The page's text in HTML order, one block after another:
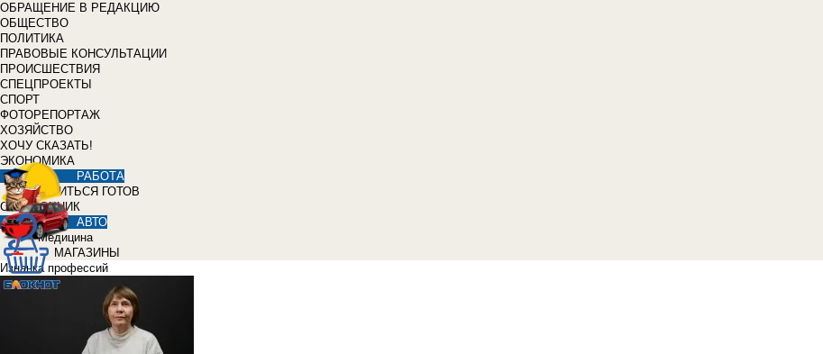
ОБРАЩЕНИЕ В РЕДАКЦИЮ
ОБЩЕСТВО
ПОЛИТИКА
ПРАВОВЫЕ КОНСУЛЬТАЦИИ
ПРОИСШЕСТВИЯ
СПЕЦПРОЕКТЫ
СПОРТ
ФОТОРЕПОРТАЖ
ХОЗЯЙСТВО
ХОЧУ СКАЗАТЬ!
ЭКОНОМИКА
РАБОТА
УЧИТЬСЯ ГОТОВ
СПРАВОЧНИК
АВТО
Медицина
МАГАЗИНЫ
Изнанка профессий